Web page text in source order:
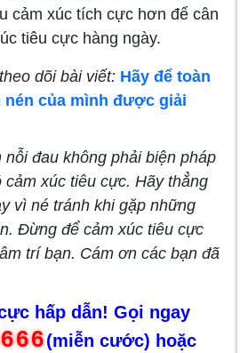
cảm xúc tích cực hơn để cân
tiêu cực hàng ngày.
dõi bài viết: Hãy để toàn
nén của mình được giải
đau không phải biện pháp
cảm xúc tiêu cực. Hãy thẳng
vì né tránh khi gặp những
Đừng để cảm xúc tiêu cực
trí bạn. Cám ơn các bạn đã
hấp dẫn! Gọi ngay
(miễn cước) hoặc